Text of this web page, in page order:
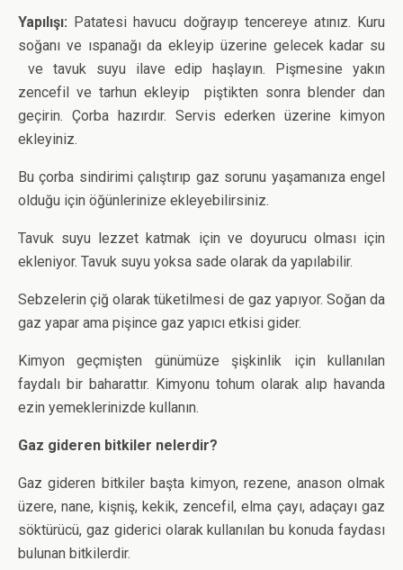
Yapılışı: Patatesi havucu doğrayıp tencereye atınız. Kuru
soğanı ve ıspanağı da ekleyip üzerine gelecek kadar su
ve tavuk suyu ilave edip haşlayın. Pişmesine yakın
zencefil ve tarhun ekleyip piştikten sonra blender dan
geçirin. Çorba hazırdır. Servis ederken üzerine kimyon
ekleyiniz.
Bu çorba sindirimi çalıştırıp gaz sorunu yaşamanıza engel
olduğu için öğünlerinize ekleyebilirsiniz.
Tavuk suyu lezzet katmak için ve doyurucu olması için
ekleniyor. Tavuk suyu yoksa sade olarak da yapılabilir.
Sebzelerin çiğ olarak tüketilmesi de gaz yapıyor. Soğan da
gaz yapar ama pişince gaz yapıcı etkisi gider.
Kimyon geçmişten günümüze şişkinlik için kullanılan
faydalı bir baharattır. Kimyonu tohum olarak alıp havanda
ezin yemeklerinizde kullanın.
Gaz gideren bitkiler nelerdir?
Gaz gideren bitkiler başta kimyon, rezene, anason olmak
üzere, nane, kişniş, kekik, zencefil, elma çayı, adaçayı gaz
söktürücü, gaz giderici olarak kullanılan bu konuda faydası
bulunan bitkilerdir.